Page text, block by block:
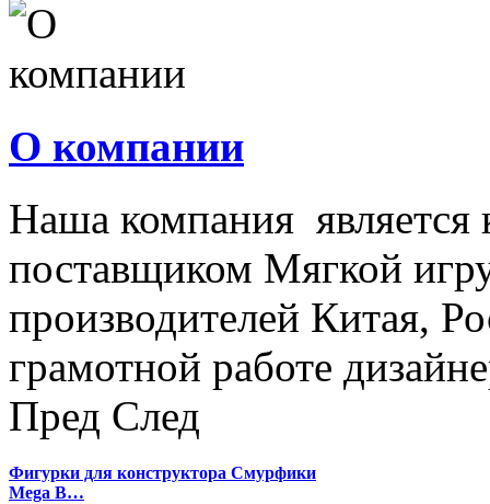
О компании
Наша компания
поставщиком Мягкой
производителей Китая,
грамотной работе
Пред След
Фигурки для конструктора Смурфики
Mega B…